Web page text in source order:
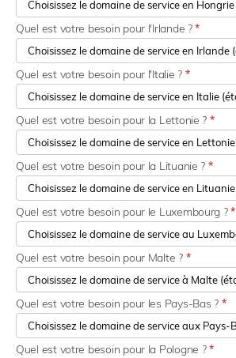
Quel est votre besoin pour l'Irlande ?*
Quel est votre besoin pour l'Italie ? *
Quel est votre besoin pour la Lettonie ? *
Quel est votre besoin pour la Lituanie ? *
Quel est votre besoin pour le Luxembourg ?*
Quel est votre besoin pour Malte ? *
Quel est votre besoin pour les Pays-Bas ? *
Quel est votre besoin pour la Pologne ?*